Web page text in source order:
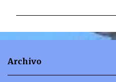
n
Archivo